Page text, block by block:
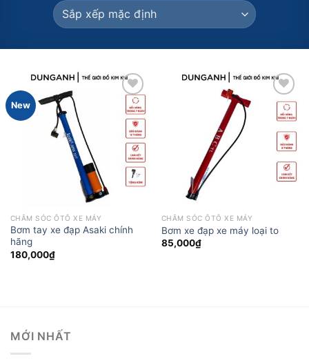
New
Yêu
thích
CHĂM SÓC ÔTÔ XE MÁY
Bơm tay xe đạp Asaki chính
hãng
180,000₫
thích
CHĂM SÓC ÔTÔ XE MÁY
Bơm xe đạp xe máy loại to
85,000₫
MỚI NHẤT